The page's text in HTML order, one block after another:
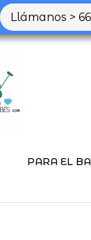
Llámanos >
PARA EL